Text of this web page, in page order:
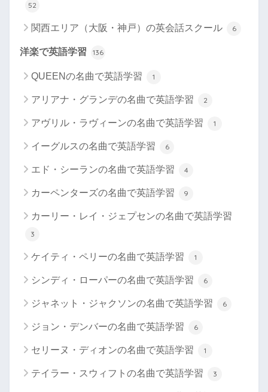
52
関西エリア（大阪・神戸）の英会話スクール 6
洋楽で英語学習 136
QUEENの名曲で英語学習 1
アリアナ・グランデの名曲で英語学習 2
アヴリル・ラヴィーンの名曲で英語学習 1
イーグルスの名曲で英語学習 6
エド・シーランの名曲で英語学習 4
カーペンターズの名曲で英語学習 9
カーリー・レイ・ジェプセンの名曲で英語学習
3
ケイティ・ペリーの名曲で英語学習 1
シンディ・ローパーの名曲で英語学習 6
ジャネット・ジャクソンの名曲で英語学習 6
ジョン・デンバーの名曲で英語学習 6
セリーヌ・ディオンの名曲で英語学習 1
テイラー・スウィフトの名曲で英語学習 3